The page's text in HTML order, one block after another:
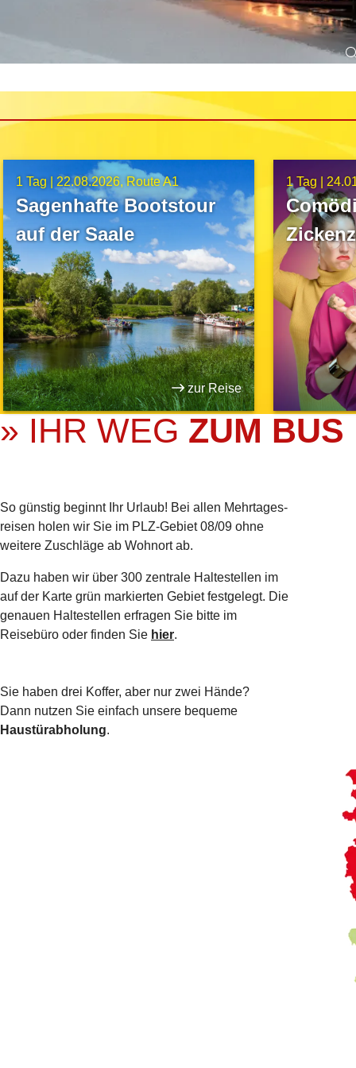
1 Tag |
1 Tag | 22.08.2026 Route A1
Sagenhafte Bootstour
auf der Saale
zur Reise
» IHR WEG ZUM BUS
So günstig beginnt Ihr Urlaub! Bei allen Mehrtages­
reisen holen wir Sie im PLZ-Gebiet 08/09 ohne
weitere Zuschläge ab Wohnort ab.
Dazu haben wir über 300 zentrale Haltestellen im
auf der Karte grün markierten Gebiet festgelegt. Die
genauen Haltestellen erfragen Sie bitte im
Reisebüro oder finden Sie hier.
Sie haben drei Koffer, aber nur zwei Hände?
Dann nutzen Sie einfach unsere bequeme
Haustürabholung.